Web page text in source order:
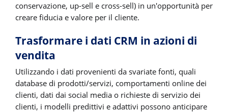
conservazione, up-sell e cross-sell) in un'opportunità per
creare fiducia e valore per il cliente.
Trasformare i dati CRM in azioni di
vendita
Utilizzando i dati provenienti da svariate fonti, quali
database di prodotti/servizi, comportamenti online dei
clienti, dati dai social media o richieste di servizio dei
clienti, i modelli predittivi e adattivi possono anticipare